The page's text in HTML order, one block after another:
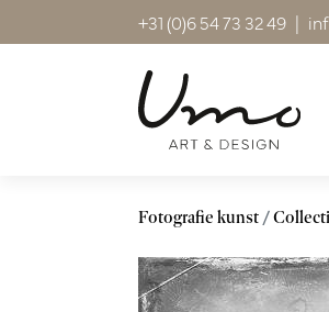
+31 (0)6 54 73 32 49 |
Fotografie kunst